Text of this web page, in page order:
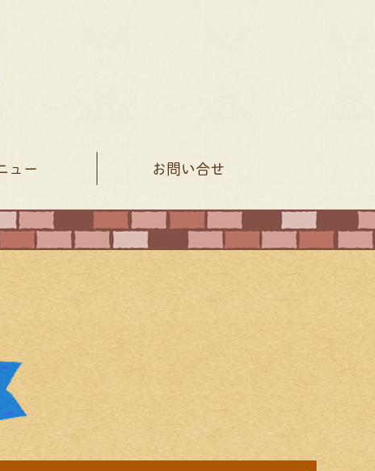
ュー お問い合せ